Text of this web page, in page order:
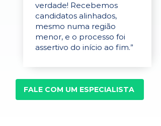
verdade! Recebemos
candidatos alinhados,
mesmo numa região
menor, e o processo foi
assertivo do início ao fim.”
FALE COM UM ESPECIALISTA